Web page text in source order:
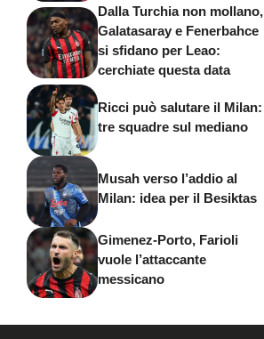
Dalla Turchia non mollano,
Galatasaray e Fenerbahce
si sfidano per Leao:
cerchiate questa data
Ricci può salutare il Milan:
tre squadre sul mediano
Musah verso l’addio al
Milan: idea per il Besiktas
Gimenez-Porto, Farioli
vuole l’attaccante
messicano